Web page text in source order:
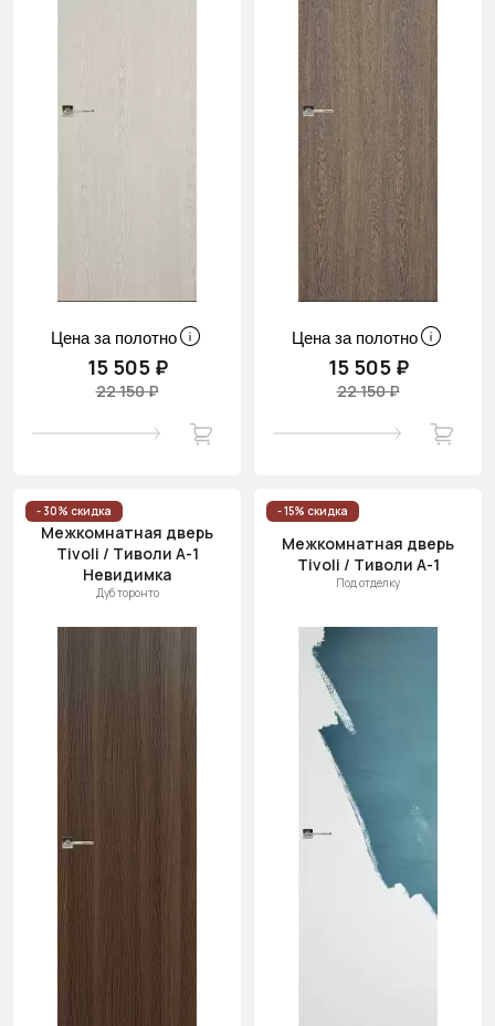
Цена за полотно
15 505 ₽
22 150 ₽
Цена за полотно
15 505 ₽
22 150 ₽
- 30% скидка
Межкомнатная дверь
Tivoli / Тиволи А-1
Невидимка
Дуб торонто
- 15% скидка
Межкомнатная дверь
Tivoli / Тиволи А-1
Под отделку